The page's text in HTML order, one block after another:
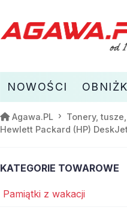
NOWOŚCI
Agawa.PL Tonery,
Hewlett Packard (HP)
KATEGORIE TOWAROWE
Pamiątki z wakacji